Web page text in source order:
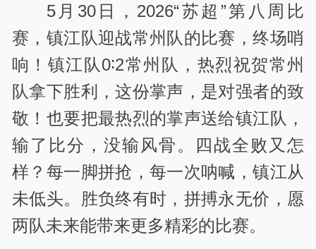
5月 30日， 2026“苏超 ”第八周比
赛，镇江队迎战常州队的比赛，终场哨
响！镇江队0∶2常州队，热烈祝贺常州
队拿下胜利，这份掌声，是对强者的致
敬！也要把最热烈的掌声送给镇江队，
输了比分，没输风骨。四战全败又怎
样？每一脚拼抢，每一次呐喊，镇江从
未低头。胜负终有时，拼搏永无价，愿
两队未来能带来更多精彩的比赛。